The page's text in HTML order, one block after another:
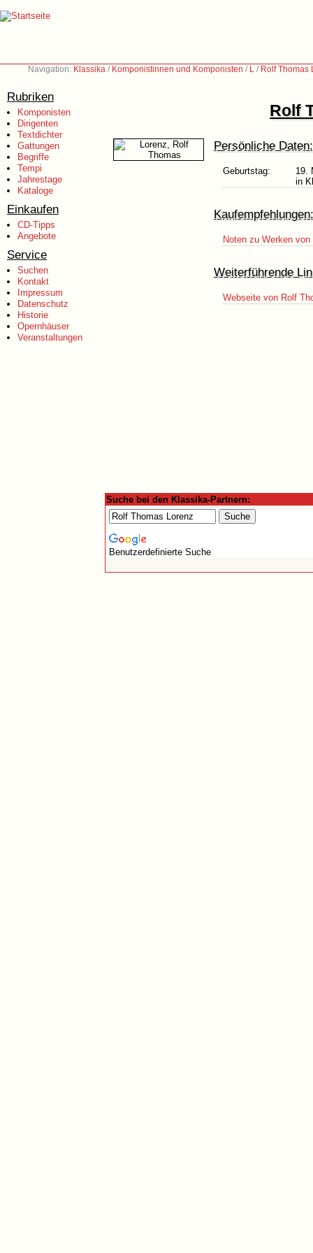
Navigation: Klassika / Komponistinnen und Komponisten / L / Rolf Thomas
Rubriken
Komponisten
Dirigenten
Textdichter
Gattungen
Begriffe
Tempi
Jahrestage
Kataloge
Einkaufen
CD-Tipps
Angebote
Service
Suchen
Kontakt
Impressum
Datenschutz
Historie
Opernhäuser
Veranstaltungen
Rolf
Persönliche Daten:
Geburtstag:
19.
in
Kaufempfehlungen:
Noten zu Werken
Weiterführende
Webseite von Rolf
Suche bei den Klassika-Partnern:
Benutzerdefinierte Suche